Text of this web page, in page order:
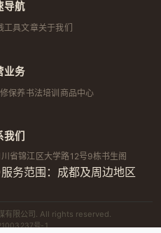
导航
工具文章关于我们
业务
保养 书法培训 商品中心
我们
省锦江区大学路12号9栋书生阁
服务范围：成都及周边地区
有限公司. All rights reserved.
号-1